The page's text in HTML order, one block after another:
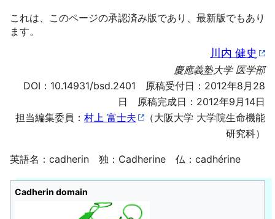
これは、このページの承認済み版であり、最新版でもあり
ます。
川内 健史
慶應義塾大学 医学部
DOI： 10.14931/bsd.2401 原稿受付日：2012年8月28
日 原稿完成日：2012年9月14日
担当編集委員： 村上 富士夫
（大阪大学 大学院生命機能
研究科）
英語名：cadherin 独：Cadherine 仏：cadhérine
Cadherin domain